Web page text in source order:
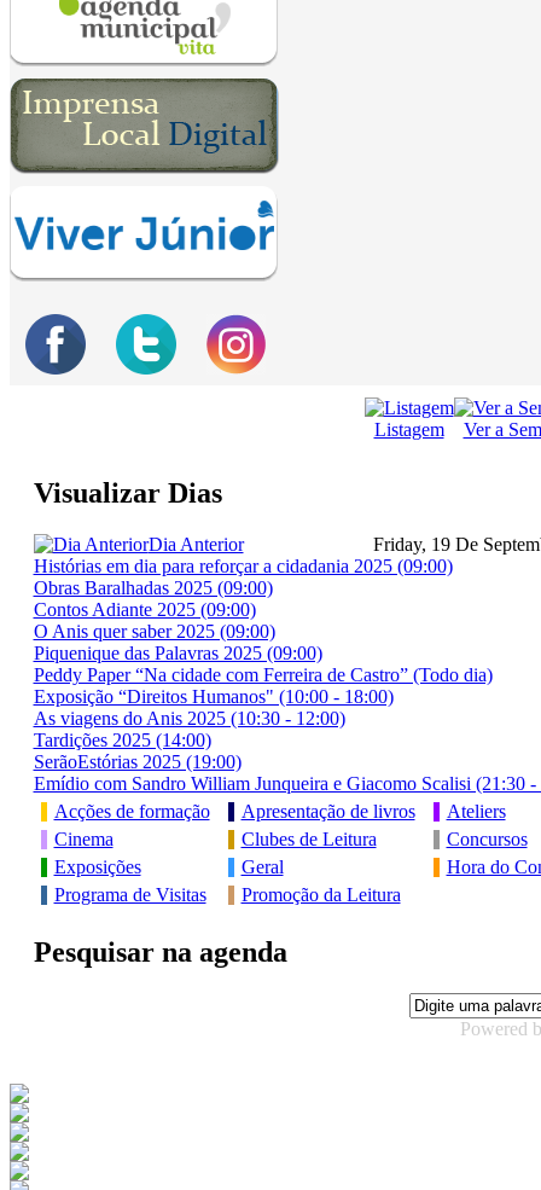
Listagem Ver a
Visualizar Dias
Dia Anterior
Friday, 19 De
Histórias em dia para reforçar a cidadania 2025 (09:00)
Obras Baralhadas 2025 (09:00)
Contos Adiante 2025 (09:00)
O Anis quer saber 2025 (09:00)
Piquenique das Palavras 2025 (09:00)
Peddy Paper “Na cidade com Ferreira de Castro” (Todo dia)
Exposição “Direitos Humanos" (10:00 - 18:00)
As viagens do Anis 2025 (10:30 - 12:00)
Tardições 2025 (14:00)
SerãoEstórias 2025 (19:00)
Emídio com Sandro William Junqueira e Giacomo Scalisi (21:30 -
Acções de formação
Apresentação de livros
Ateliers
Cinema
Clubes de Leitura
Concursos
Exposições
Geral
Hora do
Programa de Visitas
Promoção da Leitura
Pesquisar na agenda
Powered